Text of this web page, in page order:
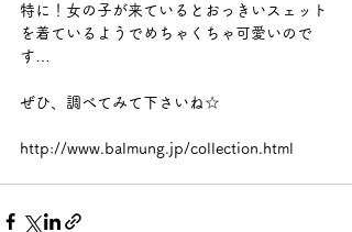
特に！女の子が来ているとおっきいスェット
を着ているようでめちゃくちゃ可愛いので
す…
ぜひ、調べてみて下さいね☆
http://www.balmung.jp/collection.html